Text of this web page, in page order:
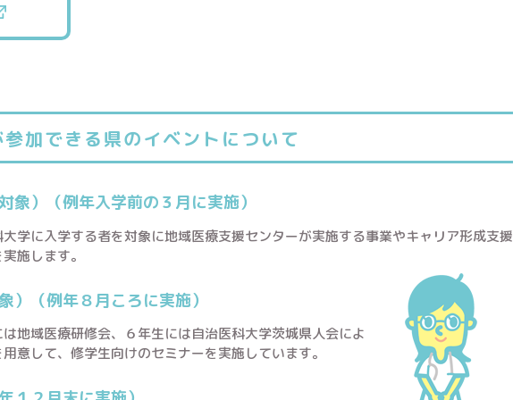
加できる県のイベントについて
）（例年入学前の３月に実施）
学に入学する者を対象に地域医療支援センターが実施する事業やキャリア形成支援
施します。
）（例年８月ころに実施）
地域医療研修会、６年生には自治医科大学茨城県人会によ
意して、修学生向けのセミナーを実施しています。